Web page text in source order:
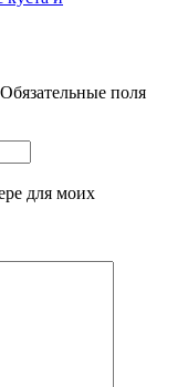
Обязательные поля
для моих